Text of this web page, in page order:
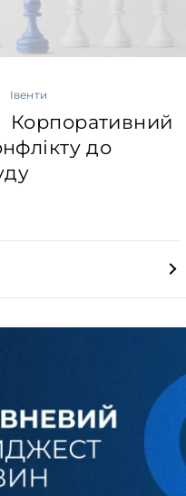
Івенти
до